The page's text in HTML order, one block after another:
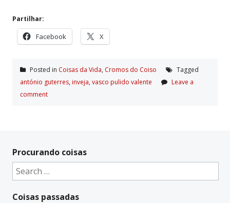
Partilhar:
Facebook X
Posted in Coisas da Vida, Cromos do Coiso
Tagged
antónio guterres, inveja, vasco pulido valente
Leave a
comment
Procurando coisas
Search
for:
Coisas passadas